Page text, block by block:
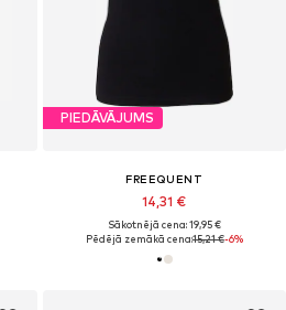
PIEDĀVĀJUMS
FREEQUENT
14,31 €
Sākotnējā cena: 19,95 €
Pēdējā zemākā cena:15,21 €-6%